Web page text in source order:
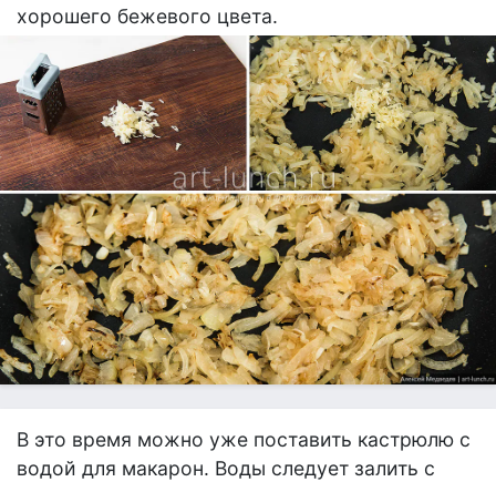
хорошего бежевого цвета.
В это время можно уже поставить кастрюлю с
водой для макарон. Воды следует залить с